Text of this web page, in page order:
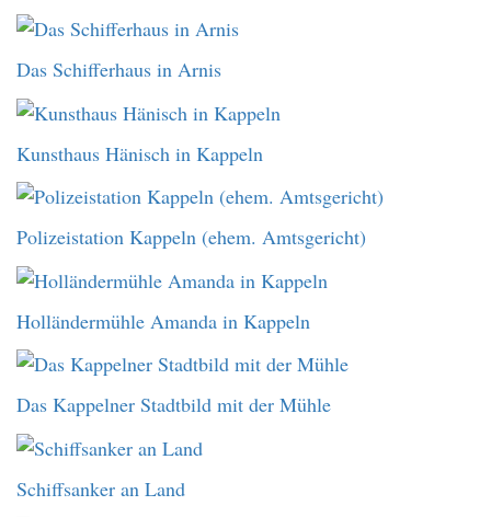
Das Schifferhaus in Arnis
Kunsthaus Hänisch in Kappeln
Polizeistation Kappeln (ehem. Amtsgericht)
Holländermühle Amanda in Kappeln
Das Kappelner Stadtbild mit der Mühle
Schiffsanker an Land